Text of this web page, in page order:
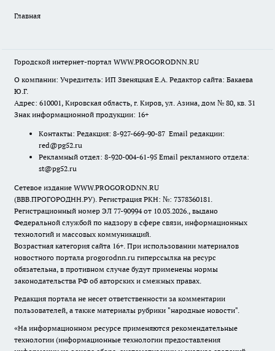
Главная
Городской интернет-портал WWW.PROGORODNN.RU
О компании: Учредитель: ИП Звеняцкая Е.А. Редактор сайта: Бакаева
Ю.Г.
Адрес: 610001, Кировская область, г. Киров, ул. Азина, дом № 80, кв. 31
Знак информационной продукции: 16+
Контакты: Редакция: 8-927-669-90-87 Email редакции:
red@pg52.ru
Рекламный отдел: 8-920-004-61-95 Email рекламного отдела:
st@pg52.ru
Сетевое издание WWW.PROGORODNN.RU
(ВВВ.ПРОГОРОДНН.РУ). Регистрация РКН: №: 7378360181.
Регистрационный номер ЭЛ 77-90994 от 10.03.2026., выдано
Федеральной службой по надзору в сфере связи, информационных
технологий и массовых коммуникаций.
Возрастная категория сайта 16+. При использовании материалов
новостного портала progorodnn.ru гиперссылка на ресурс
обязательна, в противном случае будут применены нормы
законодательства РФ об авторских и смежных правах.
Редакция портала не несет ответственности за комментарии
пользователей, а также материалы рубрики "народные новости".
«На информационном ресурсе применяются рекомендательные
технологии (информационные технологии предоставления